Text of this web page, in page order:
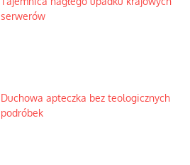
serwerów
Duchowa apteczka bez teologicznych
podróbek